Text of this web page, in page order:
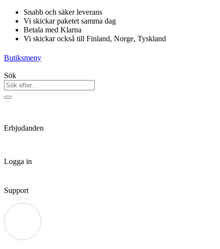
Hoppa
innehåll
Snabb och säker leverans
Vi skickar paketet samma dag
Betala med Klarna
Vi skickar också till Finland, Norge, Tyskland
Butiksmeny
Sök
Erbjudanden
Logga in
Support